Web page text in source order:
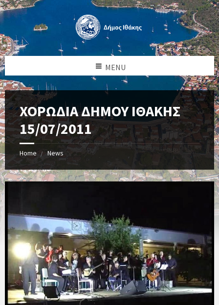
MENU
ΧΟΡΩΔΙΑ ΔΗΜΟΥ ΙΘΑΚΗΣ
15/07/2011
Home News